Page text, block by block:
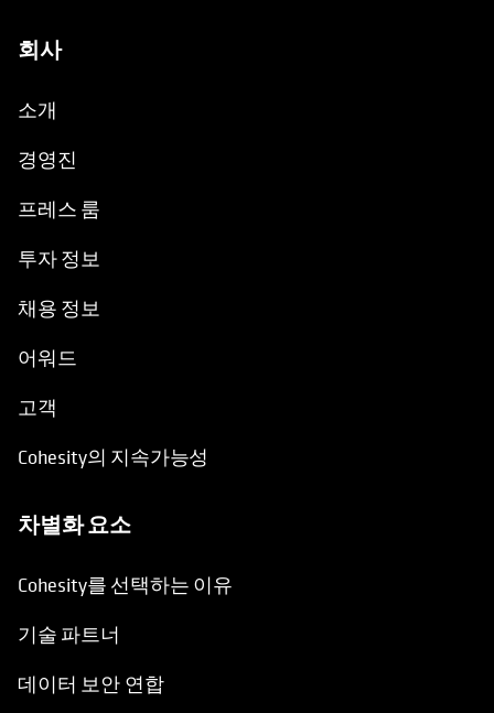
소개
경영진
프레스 룸
투자 정보
채용 정보
어워드
고객
Cohesity의 지속가능성
차별화 요소
Cohesity를 선택하는 이유
기술 파트너
데이터 보안 연합
아카데미 및 인증